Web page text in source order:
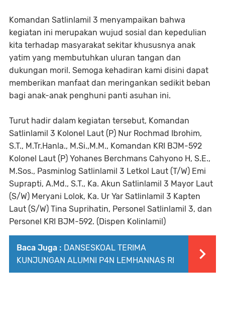
Komandan Satlinlamil 3 menyampaikan bahwa
kegiatan ini merupakan wujud sosial dan kepedulian
kita terhadap masyarakat sekitar khususnya anak
yatim yang membutuhkan uluran tangan dan
dukungan moril. Semoga kehadiran kami disini dapat
memberikan manfaat dan meringankan sedikit beban
bagi anak-anak penghuni panti asuhan ini.
Turut hadir dalam kegiatan tersebut, Komandan
Satlinlamil 3 Kolonel Laut (P) Nur Rochmad Ibrohim,
S.T., M.Tr.Hanla., M.Si.,M.M., Komandan KRI BJM-592
Kolonel Laut (P) Yohanes Berchmans Cahyono H, S.E.,
M.Sos., Pasminlog Satlinlamil 3 Letkol Laut (T/W) Emi
Suprapti, A.Md., S.T., Ka. Akun Satlinlamil 3 Mayor Laut
(S/W) Meryani Lolok, Ka. Ur Yar Satlinlamil 3 Kapten
Laut (S/W) Tina Suprihatin, Personel Satlinlamil 3, dan
Personel KRI BJM-592. (Dispen Kolinlamil)
Baca Juga : DANSESKOAL TERIMA
KUNJUNGAN ALUMNI P4N LEMHANNAS RI